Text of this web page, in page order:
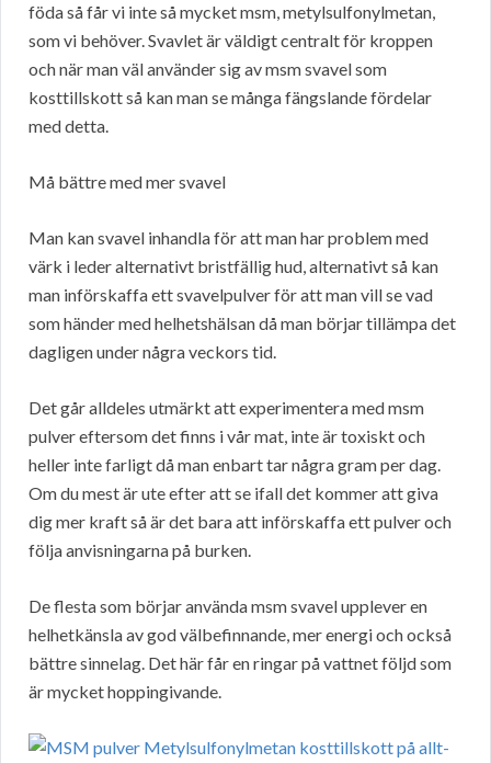
föda så får vi inte så mycket msm, metylsulfonylmetan,
som vi behöver. Svavlet är väldigt centralt för kroppen
och när man väl använder sig av msm svavel som
kosttillskott så kan man se många fängslande fördelar
med detta.
Må bättre med mer svavel
Man kan svavel inhandla för att man har problem med
värk i leder alternativt bristfällig hud, alternativt så kan
man införskaffa ett svavelpulver för att man vill se vad
som händer med helhetshälsan då man börjar tillämpa det
dagligen under några veckors tid.
Det går alldeles utmärkt att experimentera med msm
pulver eftersom det finns i vår mat, inte är toxiskt och
heller inte farligt då man enbart tar några gram per dag.
Om du mest är ute efter att se ifall det kommer att giva
dig mer kraft så är det bara att införskaffa ett pulver och
följa anvisningarna på burken.
De flesta som börjar använda msm svavel upplever en
helhetkänsla av god välbefinnande, mer energi och också
bättre sinnelag. Det här får en ringar på vattnet följd som
är mycket hoppingivande.